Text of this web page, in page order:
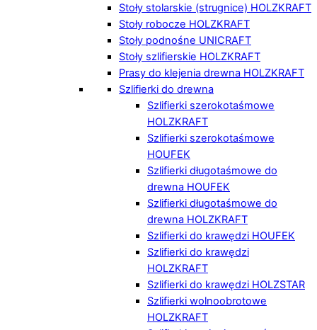
Stoły stolarskie (strugnice) HOLZKRAFT
Stoły robocze HOLZKRAFT
Stoły podnośne UNICRAFT
Stoły szlifierskie HOLZKRAFT
Prasy do klejenia drewna HOLZKRAFT
Szlifierki do drewna
Szlifierki szerokotaśmowe
HOLZKRAFT
Szlifierki szerokotaśmowe
HOUFEK
Szlifierki długotaśmowe do
drewna HOUFEK
Szlifierki długotaśmowe do
drewna HOLZKRAFT
Szlifierki do krawędzi HOUFEK
Szlifierki do krawędzi
HOLZKRAFT
Szlifierki do krawędzi HOLZSTAR
Szlifierki wolnoobrotowe
HOLZKRAFT